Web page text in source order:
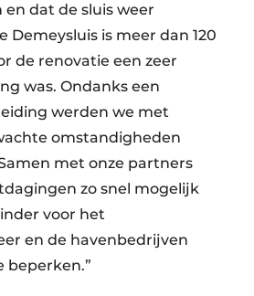
dat de sluis weer
Demeysluis is meer dan 120
de renovatie een zeer
was. Ondanks een
werden we met
omstandigheden
met onze partners
zo snel mogelijk
voor het
en de havenbedrijven
beperken.”